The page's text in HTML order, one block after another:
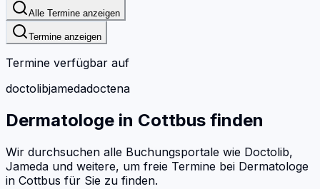
Alle Termine anzeigen
Termine anzeigen
Termine verfügbar auf
doctolibjamedadoctena
Dermatologe in Cottbus finden
Wir durchsuchen alle Buchungsportale wie Doctolib,
Jameda und weitere, um freie Termine bei Dermatologe
in Cottbus für Sie zu finden.